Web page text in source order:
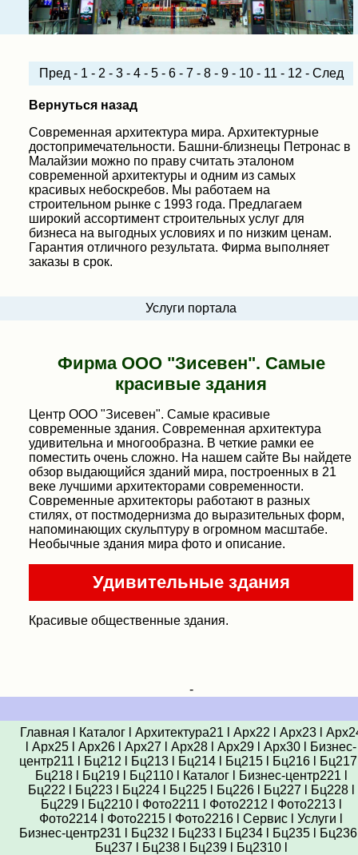
Пред - 1 - 2 - 3- 4- 5- 6- 7- 8- 9- 10- 11 - 12 - След
Вернуться назад
Современная архитектура мира. Архитектурные
достопримечательности. Башни-близнецы Петронас в
Малайзии можно по праву считать эталоном
современной архитектуры и одним из самых
красивых небоскребов. Мы работаем на
строительном рынке с 1993 года. Предлагаем
широкий ассортимент строительных услуг для
бизнеса на выгодных условиях и по низким ценам.
Гарантия отличного результата. Фирма выполняет
заказы в срок.
Услуги портала
Фирма ООО "Зисевен". Самые
красивые здания
Центр ООО "Зисевен". Самые красивые
современные здания. Современная архитектура
удивительна и многообразна. В четкие рамки ее
поместить очень сложно. На нашем сайте Вы найдете
обзор выдающийся зданий мира, построенных в 21
веке лучшими архитекторами современности.
Современные архитекторы работают в разных
стилях, от постмодернизма до выразительных форм,
напоминающих скульптуру в огромном масштабе.
Необычные здания мира фото и описание.
Удивительные здания
Красивые общественные здания.
-
Главная Каталогl Архитектура21 Арх22 Арх23l
Арх25 Арх26 Арх27 Арх28 Арх29 Арх30
Бизнес-
центр211
Бц212 Бц213l Бц214l Бц215l Бц216l Бц217
Бц218l Бц219l Бц2110l Каталогl Бизнес-центр221
Бц222
Бц223l Бц224l Бц225l Бц226l Бц227 Бц228l
Бц229l Бц2210l Фото2211 Фото2212 Фото2213l
Фото2214
Фото2215 Фото2216 Сервис Услуги
Бизнес-центр231
Бц232 Бц233l Бц234l Бц235l Бц236
Бц237
Бц238l Бц239l Бц2310l